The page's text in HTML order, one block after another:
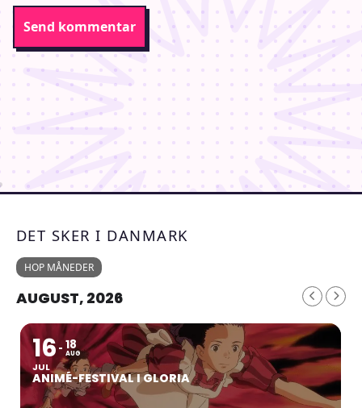
DET SKER I DANMARK
HOP MÅNEDER
AUGUST, 2026
16
JUL
18
AUG
ANIMÉ-FESTIVAL I GLORIA